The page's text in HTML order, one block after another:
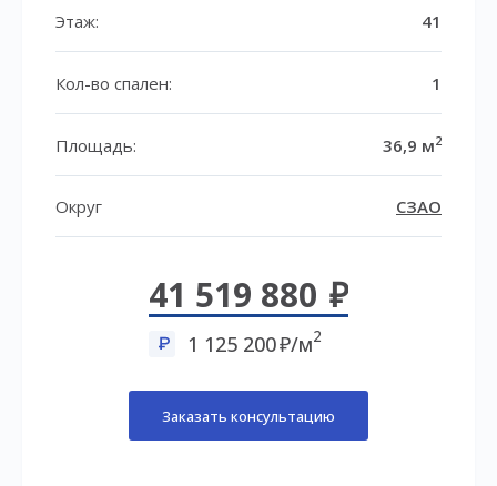
Этаж: 41
Кол-во спален: 1
Площадь: 36,9 м2
Округ СЗАО
41 519 880
1 125 200 /м2
Заказать консультацию